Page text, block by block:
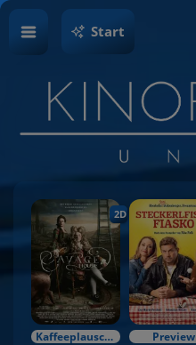
Start
2D
Kaffeeplausch & Kinozauber Preview